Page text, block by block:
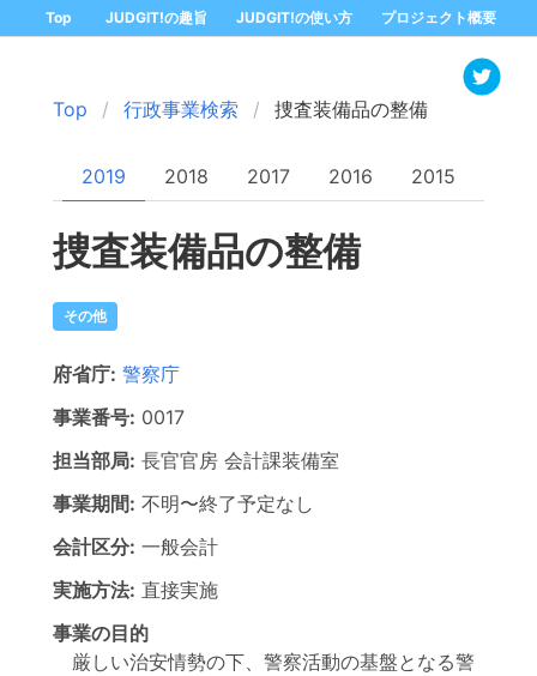
Top JUDGIT!の趣旨 JUDGIT!の使い方 プロジェクト概要
Top 行政事業検索 捜査装備品の整備
2019 2018 2017 2016 2015
捜査装備品の整備
その他
府省庁: 警察庁
事業番号: 0017
担当部局: 長官官房 会計課装備室
事業期間: 不明〜終了予定なし
会計区分: 一般会計
実施方法: 直接実施
事業の目的
厳しい治安情勢の下、警察活動の基盤となる警